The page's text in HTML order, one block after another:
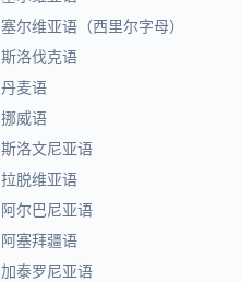
塞尔维亚语（西里尔字母）
斯洛伐克语
丹麦语
挪威语
斯洛文尼亚语
拉脱维亚语
阿尔巴尼亚语
阿塞拜疆语
加泰罗尼亚语